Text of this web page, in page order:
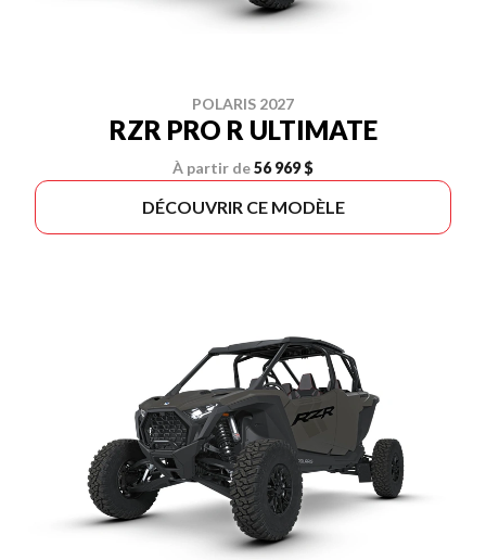
POLARIS 2027
RZR PRO R ULTIMATE
À partir de56 969 $
DÉCOUVRIR CE MODÈLE